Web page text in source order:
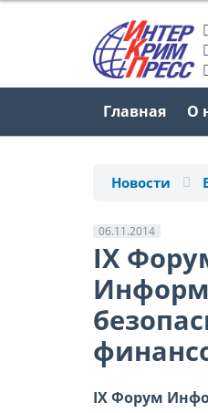
Главная О
Новости
06.11.2014
IX
IX Форум